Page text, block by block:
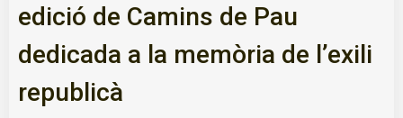
edició de Camins de Pau
dedicada a la memòria de l’exili
republicà